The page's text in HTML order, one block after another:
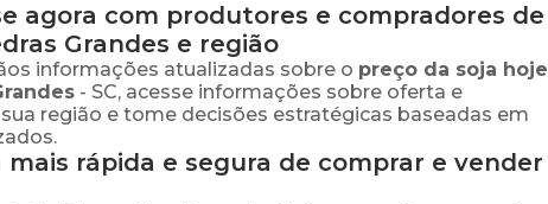
agora com produtores e compradores de
Grandes e região
informações atualizadas sobre o preço da soja hoje
- SC, acesse informações sobre oferta e
região e tome decisões estratégicas baseadas em
mais rápida e segura de comprar e vender